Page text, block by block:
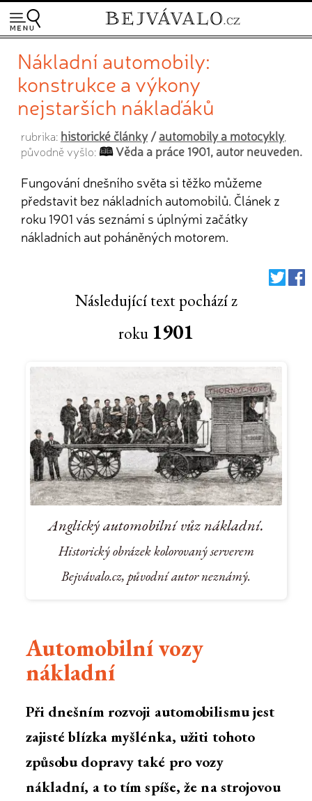
Nákladní automobily:
konstrukce a výkony
nejstarších náklaďáků
rubrika: historické články/automobily a motocykly,
původně vyšlo:
Věda a práce 1901, autor neuveden.
Fungování dnešního světa si těžko můžeme
představit bez nákladních automobilů. Článek z
roku 1901 vás seznámí s úplnými začátky
nákladních aut poháněných motorem.
Následující text pochází z
roku 1901
Anglický automobilní vůz nákladní.
Historický obrázek kolorovaný serverem
Bejvávalo.cz, původní autor neznámý.
Automobilní vozy
nákladní
Při dnešním rozvoji automobilismu jest
zajisté blízka myšlénka, užiti tohoto
způsobu dopravy také pro vozy
nákladní, a to tím spíše, že na strojovou